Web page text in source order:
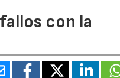
con la